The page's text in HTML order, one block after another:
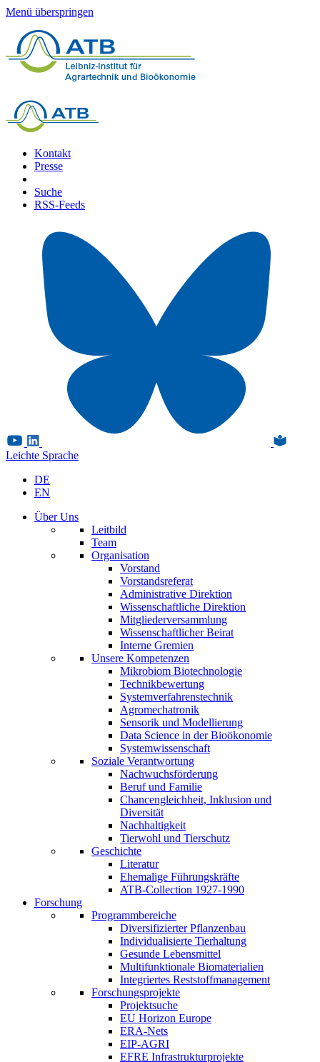
Menü überspringen
Kontakt
Presse
Suche
RSS-Feeds
Leichte Sprache
DE
EN
Über Uns
Leitbild
Team
Organisation
Vorstand
Vorstandsreferat
Administrative Direktion
Wissenschaftliche Direktion
Mitgliederversammlung
Wissenschaftlicher Beirat
Interne Gremien
Unsere Kompetenzen
Mikrobiom Biotechnologie
Technikbewertung
Systemverfahrenstechnik
Agromechatronik
Sensorik und Modellierung
Data Science in der Bioökonomie
Systemwissenschaft
Soziale Verantwortung
Nachwuchsförderung
Beruf und Familie
Chancengleichheit, Inklusion und
Diversität
Nachhaltigkeit
Tierwohl und Tierschutz
Geschichte
Literatur
Ehemalige Führungskräfte
ATB-Collection 1927-1990
Forschung
Programmbereiche
Diversifizierter Pflanzenbau
Individualisierte Tierhaltung
Gesunde Lebensmittel
Multifunktionale Biomaterialien
Integriertes Reststoffmanagement
Forschungsprojekte
Projektsuche
EU Horizon Europe
ERA-Nets
EIP-AGRI
EFRE Infrastrukturprojekte